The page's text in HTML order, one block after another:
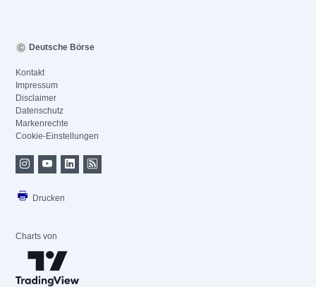
Deutsche Börse
Kontakt
Impressum
Disclaimer
Datenschutz
Markenrechte
Cookie-Einstellungen
Drucken
Charts von